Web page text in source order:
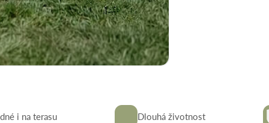
i na terasu Dlouhá životnost